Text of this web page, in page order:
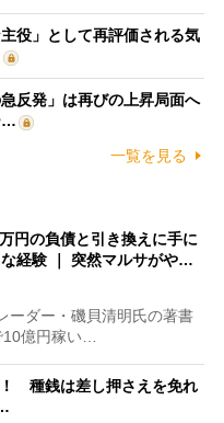
役」として再評価される気
反発」は再びの上昇局面へ
…
一覧を見る
円の負債と引き換えに手に
経験 ｜ 突然マルサがや…
ダー・磯貝清明氏の著書
10億円稼い…
！ 種銭は差し押さえを免れ